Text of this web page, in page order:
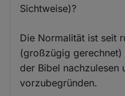
Sichtweise)?
Die Normalität ist seit
(großzügig
der Bibel nachzulesen
vorzubegründen.